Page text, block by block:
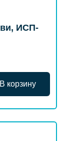
ИСП-
В корзину